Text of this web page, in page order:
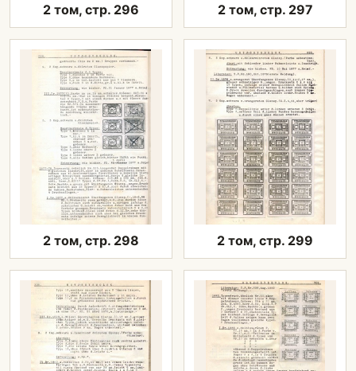
2 том, стр. 296 2 том, стр. 297
2 том, стр. 298 2 том, стр. 299